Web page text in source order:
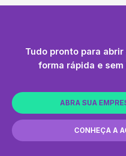
Tudo pronto para
forma rápida e
ABRA SUA
CONHEÇA A